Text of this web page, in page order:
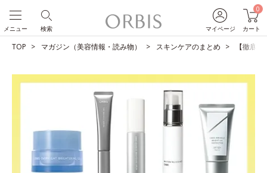
マイページ
0
カート
検索
メニュー
TOP マガジン（美容情報・読み物） スキンケアのまとめ 【徹底